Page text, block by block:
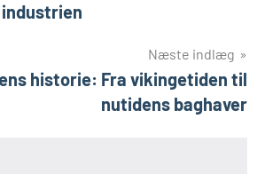
Næste indlæg
historie: Fra vikingetiden til
nutidens baghaver